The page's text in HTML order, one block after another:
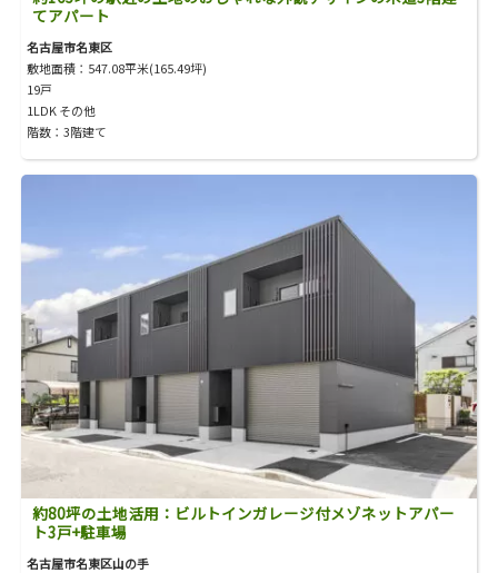
てアパート
名古屋市名東区
敷地面積：547.08平米(165.49坪)
19戸
1LDK その他
階数：3階建て
約80坪の土地活用：ビルトインガレージ付メゾネットアパー
ト3戸+駐車場
名古屋市名東区山の手